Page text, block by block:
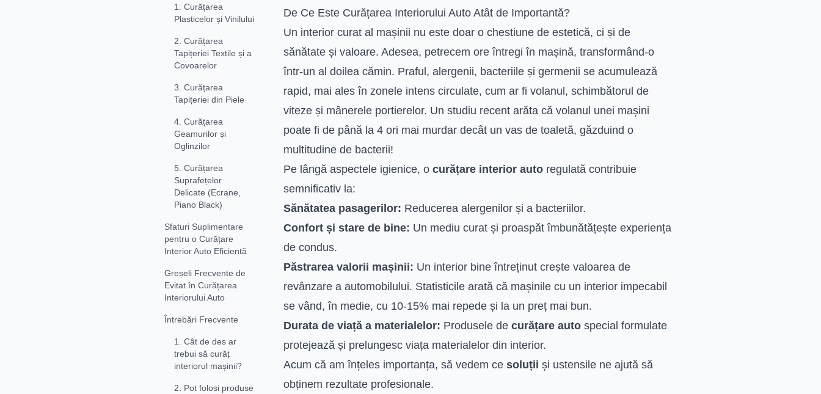
1. Curățarea
Plasticelor și Vinilului
2. Curățarea
Tapițeriei Textile și a
Covoarelor
3. Curățarea
Tapițeriei din Piele
4. Curățarea
Geamurilor și
Oglinzilor
5. Curățarea
Suprafețelor
Delicate (Ecrane,
Piano Black)
Sfaturi Suplimentare
pentru o Curățare
Interior Auto Eficientă
Greșeli Frecvente de
Evitat în Curățarea
Interiorului Auto
Întrebări Frecvente
1. Cât de des ar
trebui să curăț
interiorul mașinii?
2. Pot folosi produse
De Ce Este Curățarea Interiorului Auto Atât de Importantă?
Un interior curat al mașinii nu este doar o chestiune de estetică, ci și de
sănătate și valoare. Adesea, petrecem ore întregi în mașină, transformând-o
într-un al doilea cămin. Praful, alergenii, bacteriile și germenii se acumulează
rapid, mai ales în zonele intens circulate, cum ar fi volanul, schimbătorul de
viteze și mânerele portierelor. Un studiu recent arăta că volanul unei mașini
poate fi de până la 4 ori mai murdar decât un vas de toaletă, găzduind o
multitudine de bacterii!
Pe lângă aspectele igienice, o curățare interior auto regulată contribuie
semnificativ la:
Sănătatea pasagerilor: Reducerea alergenilor și a bacteriilor.
Confort și stare de bine: Un mediu curat și proaspăt îmbunătățește experiența
de condus.
Păstrarea valorii mașinii: Un interior bine întreținut crește valoarea de
revânzare a automobilului. Statisticile arată că mașinile cu un interior impecabil
se vând, în medie, cu 10-15% mai repede și la un preț mai bun.
Durata de viață a materialelor: Produsele de curățare auto special formulate
protejează și prelungesc viața materialelor din interior.
Acum că am înțeles importanța, să vedem ce soluții și ustensile ne ajută să
obținem rezultate profesionale.